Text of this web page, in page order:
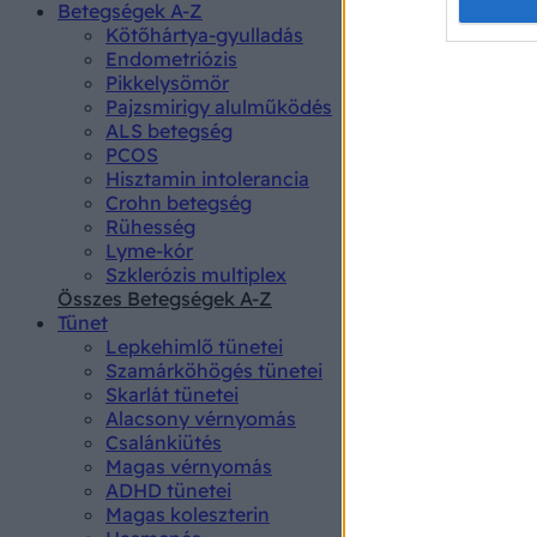
Betegségek A-Z
Kötőhártya-gyulladás
Endometriózis
Pikkelysömör
Pajzsmirigy alulműködés
ALS betegség
PCOS
Hisztamin intolerancia
Crohn betegség
Rühesség
Lyme-kór
Szklerózis multiplex
Összes Betegségek A-Z
Tünet
Lepkehimlő tünetei
Szamárköhögés tünetei
Skarlát tünetei
Alacsony vérnyomás
Csalánkiütés
Magas vérnyomás
ADHD tünetei
Magas koleszterin